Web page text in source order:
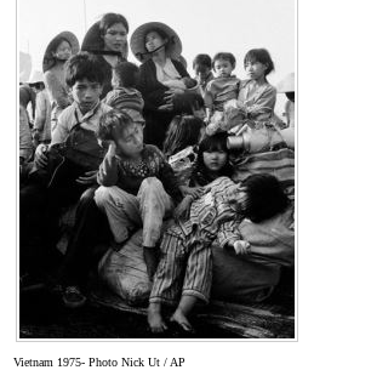
Vietnam 1975- Photo Nick Ut / AP